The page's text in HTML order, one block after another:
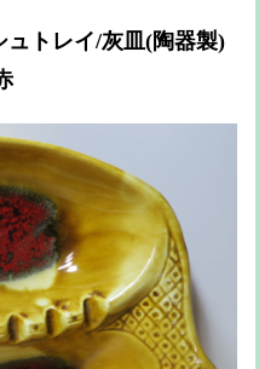
ュトレイ/灰皿(陶器製)